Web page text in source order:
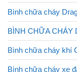
Bình chữa cháy
BÌNH CHỮA CHÁY
Bình chữa cháy khí
Bình chữa cháy xe